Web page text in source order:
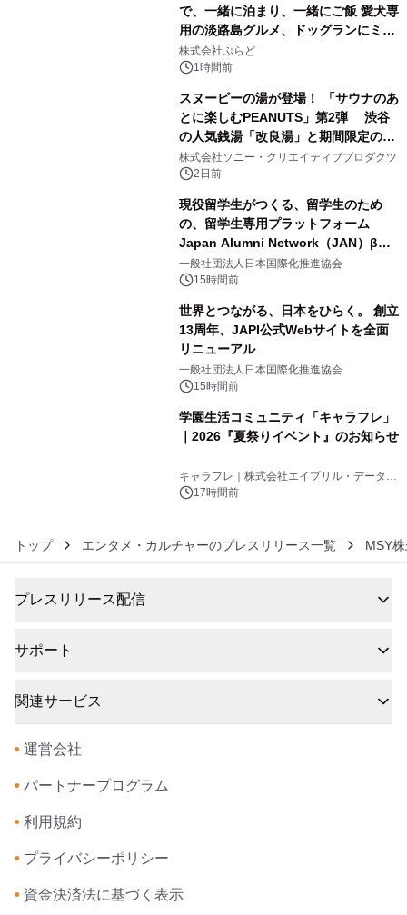
で、一緒に泊まり、一緒にご飯 愛犬専
用の淡路島グルメ、ドッグランにミニ
プール グランピングとトレーラーハウ
スの2施設で
株式会社ぷらど
1時間前
スヌーピーの湯が登場！ 「サウナのあ
とに楽しむPEANUTS」第2弾 渋谷
の人気銭湯「改良湯」と期間限定のコ
ラボレーション サウナイキタイコラ
ボグッズも発売決定！
株式会社ソニー・クリエイティブプロダクツ
2日前
現役留学生がつくる、留学生のため
の、留学生専用プラットフォーム
Japan Alumni Network（JAN）β版
をリリース
一般社団法人日本国際化推進協会
15時間前
世界とつながる、日本をひらく。 創立
13周年、JAPI公式Webサイトを全面
リニューアル
一般社団法人日本国際化推進協会
15時間前
学園生活コミュニティ「キャラフレ」
｜2026『夏祭りイベント』のお知らせ
キャラフレ｜株式会社エイプリル・データ・
デザインズ
17時間前
トップ エンタメ・カルチャーのプレスリリース一覧 MSY
プレスリリース配信
サポート
関連サービス
• 運営会社
• パートナープログラム
• 利用規約
• プライバシーポリシー
• 資金決済法に基づく表示